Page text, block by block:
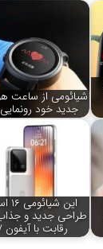
شیائومی از ساعت
جدید خود
این
طراحی جدید و
رقابت با آیفون ۱۷